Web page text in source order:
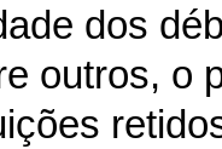
dos
outros, o